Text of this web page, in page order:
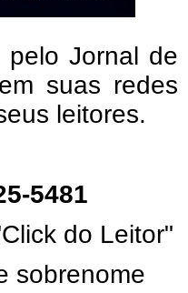
Jornal de
suas redes
leitores.
5481
do Leitor"
sobrenome